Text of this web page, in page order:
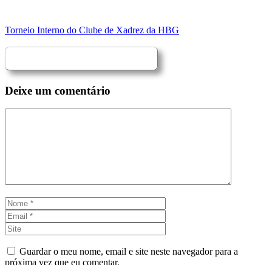
Torneio Interno do Clube de Xadrez da HBG
Deixe um comentário
Nome
Guardar o meu nome, email e site neste navegador para a
próxima vez que eu comentar.